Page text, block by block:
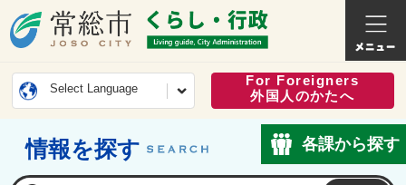
常総市公式ホームページ
くらし
Select Language
For Foreigners
外国人のかたへ
情報を探す 各課から探す